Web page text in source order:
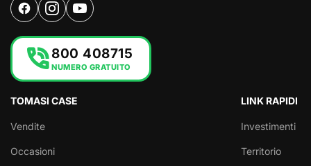
phone_in_talk800 408715
NUMERO GRATUITO
TOMASI CASE
Vendite
Occasioni
LINK RAPIDI
Investimenti
Territorio